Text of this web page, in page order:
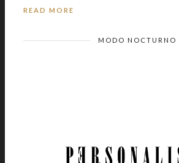
READ MORE
MODO NOCTURNO